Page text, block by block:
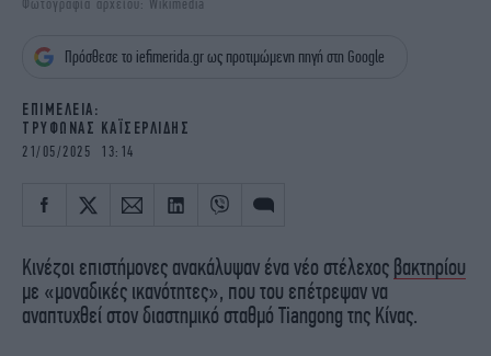
iBOOKS
OSCARS
NEWSLETTER
Φωτογραφία αρχείου: Wikimedia
Πρόσθεσε το iefimerida.gr ως προτιμώμενη πηγή στη Google
ΕΠΙΜΕΛΕΙΑ:
ΤΡΥΦΩΝΑΣ ΚΑΪΣΕΡΛΙΔΗΣ
21/05/2025 13:14
Κινέζοι επιστήμονες ανακάλυψαν ένα νέο στέλεχος βακτηρίου
με «μοναδικές ικανότητες», που του επέτρεψαν να
αναπτυχθεί στον διαστημικό σταθμό Tiangong της Κίνας.